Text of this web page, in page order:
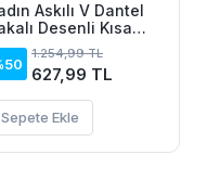
Askılı V Dantel
Desenli Kısa
1.254,99 TL
627,99 TL
Sepete Ekle